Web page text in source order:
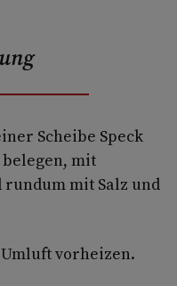
Scheibe Speck
mit
mit Salz und
Umluft vorheizen.